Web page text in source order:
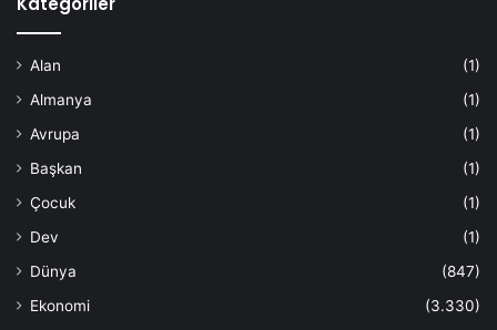
Alan
(1)
Almanya
(1)
Avrupa
(1)
Başkan
(1)
Çocuk
(1)
Dev
(1)
Dünya
(847)
Ekonomi
(3.330)